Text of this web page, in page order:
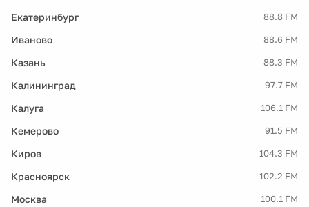
Екатеринбург 88.8 FM
Иваново 88.6 FM
Казань 88.3 FM
Калининград 97.7 FM
Калуга 106.1 FM
Кемерово 91.5 FM
Киров 104.3 FM
Красноярск 102.2 FM
Москва 100.1 FM